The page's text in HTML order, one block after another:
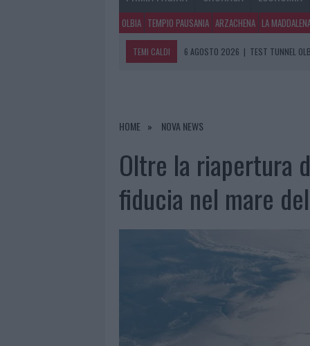
OLBIA TEMPIO PAUSANIA ARZACHENA LA
TEMI CALDI 6 AGOSTO 2026 | TEST TUNNEL
6 AGOSTO 2026 | GALLURA, FINTI CLIENTI
HOME NOVA NEWS
Oltre la riapertura
fiducia nel mare